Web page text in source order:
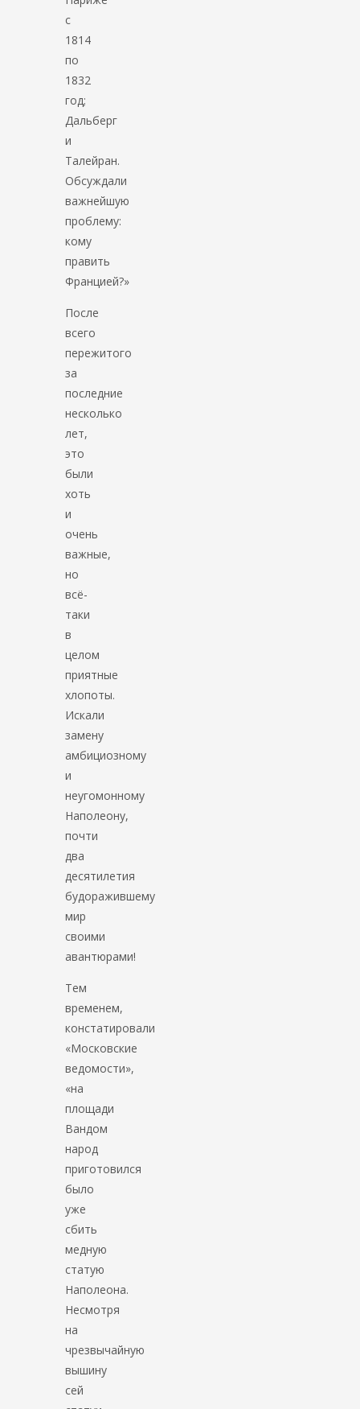
с
1814
по
1832
год;
Дальберг
и
Талейран.
Обсуждали
важнейшую
проблему:
кому
править
Францией?»
После
всего
пережитого
за
последние
несколько
лет,
это
были
хоть
и
очень
важные,
но
всё-
таки
в
целом
приятные
хлопоты.
Искали
замену
амбициозному
и
неугомонному
Наполеону,
почти
два
десятилетия
будоражившему
мир
своими
авантюрами!
Тем
временем,
констатировали
«Московские
ведомости»,
«на
площади
Вандом
народ
приготовился
было
уже
сбить
медную
статую
Наполеона.
Несмотря
на
чрезвычайную
вышину
сей